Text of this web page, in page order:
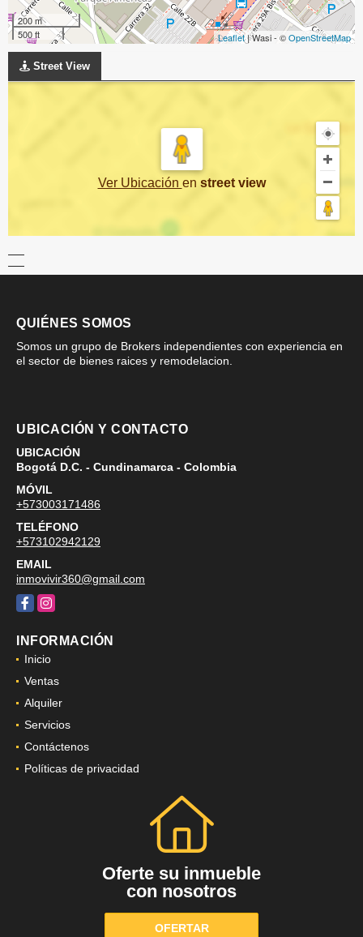
200 m
500 ft
Leaflet| Wasi - ©OpenStreetMap
Street View
Ver Ubicación en street view
QUIÉNES SOMOS
Somos un grupo de Brokers independientes con experiencia en
el sector de bienes raices y remodelacion.
UBICACIÓN Y CONTACTO
UBICACIÓN
Bogotá D.C. - Cundinamarca - Colombia
MÓVIL
+573003171486
TELÉFONO
+573102942129
EMAIL
inmovivir360@gmail.com
FacebookInstagram
INFORMACIÓN
Inicio
Ventas
Alquiler
Servicios
Contáctenos
Políticas de privacidad
Oferte su inmueble
con nosotros
OFERTAR